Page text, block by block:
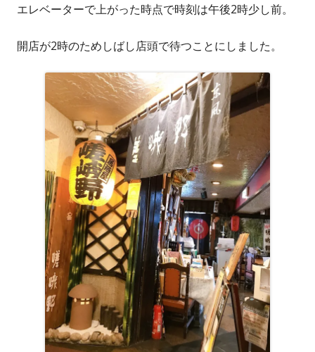
エレベーターで上がった時点で時刻は午後2時少し前。
開店が2時のためしばし店頭で待つことにしました。